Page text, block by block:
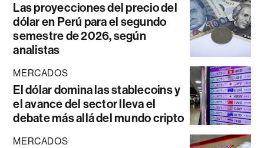
Las proyecciones del precio del
dólar en Perú para el segundo
semestre de 2026, según
analistas
MERCADOS
El dólar domina las stablecoins y
el avance del sector lleva el
debate más allá del mundo cripto
MERCADOS